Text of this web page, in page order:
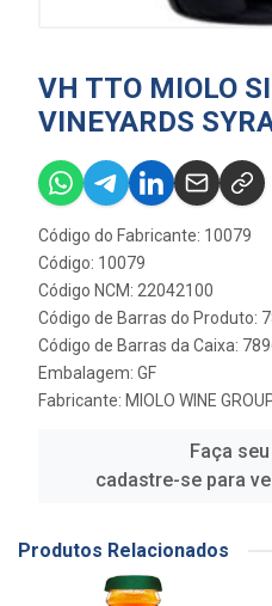
VH TTO MIOLO
VINEYARDS
Código do Fabricante: 10079
Código: 10079
Código NCM: 22042100
Código de Barras do Produto:
Código de Barras da Caixa:
Embalagem: GF
Fabricante: MIOLO WINE
Faça
cadastre-se para
Produtos Relacionados